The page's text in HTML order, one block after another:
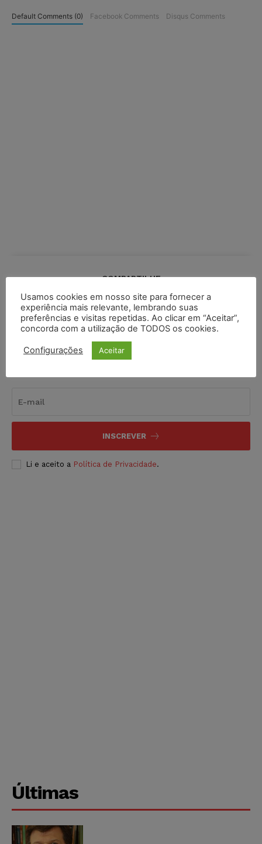
Default Comments (0) Facebook Comments Disqus Comments
COMPARTILHE
INSCREVER
Li e aceito a Política de Privacidade.
Últimas
Usamos cookies em nosso site para fornecer a
experiência mais relevante, lembrando suas
preferências e visitas repetidas. Ao clicar em “Aceitar”,
concorda com a utilização de TODOS os cookies.
Configurações Aceitar